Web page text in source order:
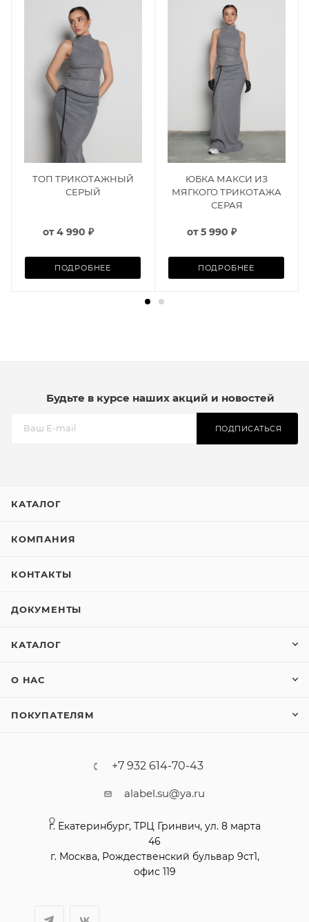
ТОП ТРИКОТАЖНЫЙ
СЕРЫЙ
от4 990 ₽
ПОДРОБНЕЕ
ЮБКА МАКСИ ИЗ
МЯГКОГО ТРИКОТАЖА
СЕРАЯ
от5 990 ₽
ПОДРОБНЕЕ
Будьте в курсе наших акций и новостей
ПОДПИСАТЬСЯ
КАТАЛОГ
КОМПАНИЯ
КОНТАКТЫ
ДОКУМЕНТЫ
КАТАЛОГ
О НАС
ПОКУПАТЕЛЯМ
+7 932 614-70-43
alabel.su@ya.ru